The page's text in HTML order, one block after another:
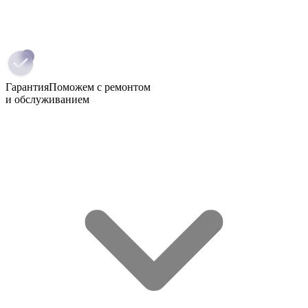
ГарантияПоможем с ремонтом
и обслуживанием